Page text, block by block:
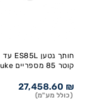
חותך נטען ES85L עד
קוטר 85 מספריים Klauke
27,458.60 ₪
(כולל מע"מ)